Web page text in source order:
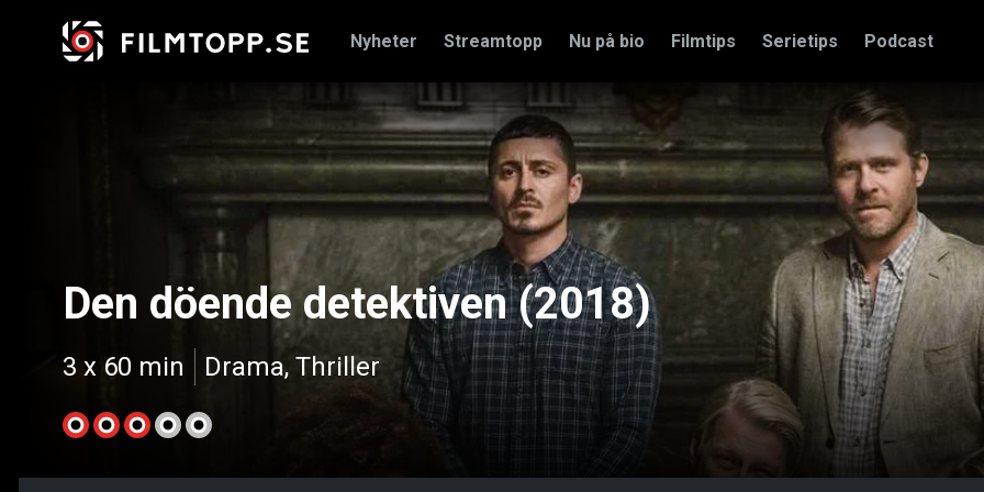
Nyheter Streamtopp Nu på bio Filmtips Serietips Podcast
Den döende detektiven (2018)
3 x 60 min Drama, Thriller